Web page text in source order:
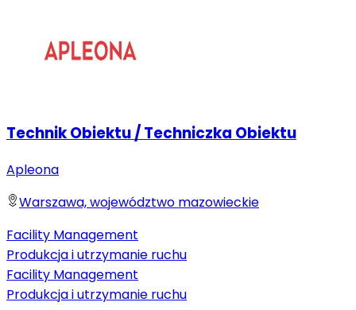
Technik Obiektu / Techniczka Obiektu
Apleona
Warszawa, województwo mazowieckie
Facility Management
Produkcja i utrzymanie ruchu
Facility Management
Produkcja i utrzymanie ruchu